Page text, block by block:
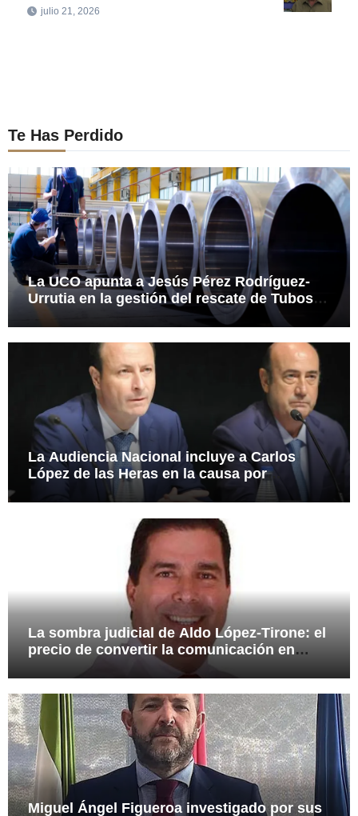
julio 21, 2026
Te Has Perdido
La UCO apunta a Jesús Pérez Rodríguez-
Urrutia en la gestión del rescate de Tubos
Reunidos
La Audiencia Nacional incluye a Carlos
López de las Heras en la causa por
presuntas irregularidades en el rescate de
112,8 millones a Tubos Reunidos
La sombra judicial de Aldo López-Tirone: el
precio de convertir la comunicación en
Miguel Ángel Figueroa investigado por sus